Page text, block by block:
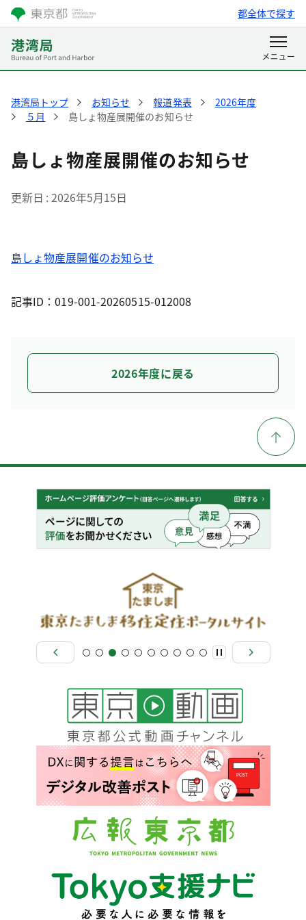
都全体で探す
港湾局トップ お知らせ 報道発表
2026年度
５月
島しょ物産展開催のお知らせ
島しょ物産展開催のお知らせ
更新日 2026年5月15日
島しょ物産展開催のお知らせ
記事ID：019-001-20260515-012008
2026年度に戻る